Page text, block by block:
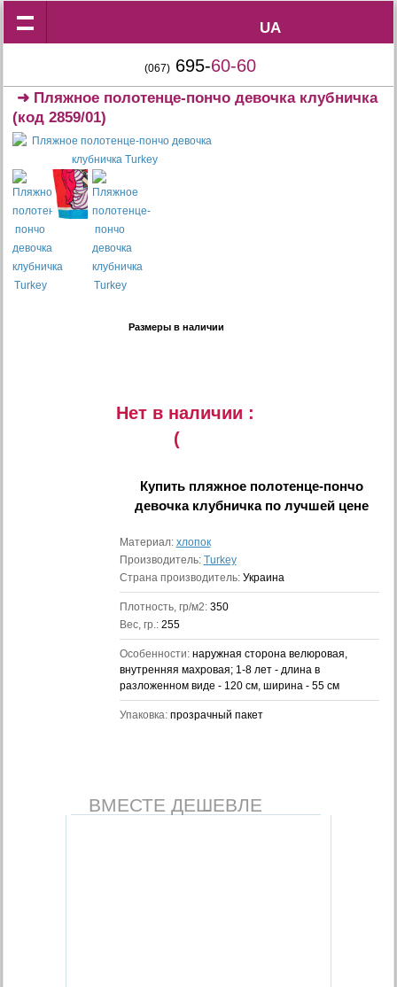
UA
UA
(067) 695-60-60
➜ Пляжное полотенце-пончо девочка клубничка
(код 2859/01)
Размеры в наличии
Нет в наличии :
(
Купить пляжное полотенце-пончо
девочка клубничкапо лучшей цене
Материал: хлопок
Производитель: Turkey
Страна производитель: Украина
Плотность, гр/м2: 350
Вес, гр.: 255
Особенности: наружная сторона велюровая,
внутренняя махровая; 1-8 лет - длина в
разложенном виде - 120 см, ширина - 55 см
Упаковка: прозрачный пакет
ВМЕСТЕ ДЕШЕВЛЕ